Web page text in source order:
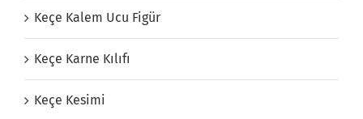
Keçe Kalem Ucu Figür
Keçe Karne Kılıfı
Keçe Kesimi